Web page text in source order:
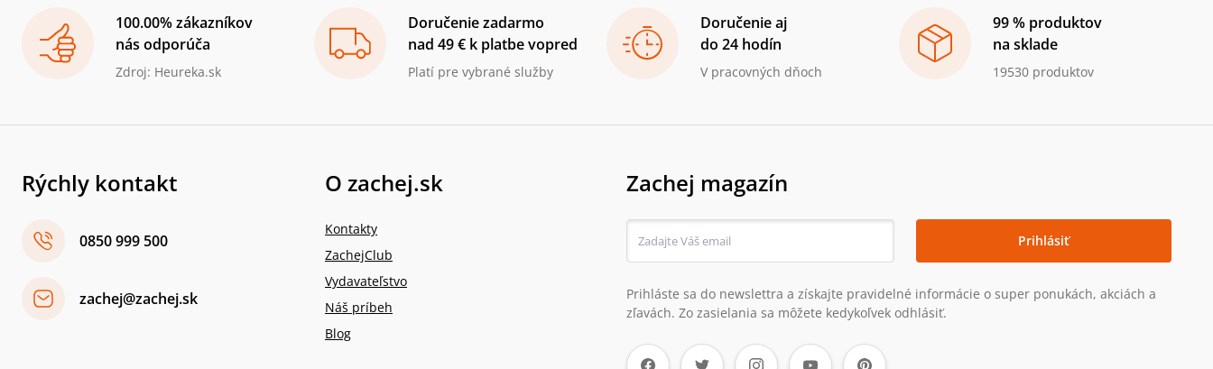
100.00% zákazníkov
nás odporúča
Zdroj: Heureka.sk
Doručenie zadarmo
nad 49 € k platbe vopred
Platí pre vybrané služby
Doručenie aj
do 24 hodín
V pracovných dňoch
99 % produktov
na sklade
19530 produktov
Rýchly kontakt
0850 999 500
zachej@zachej.sk
O zachej.sk
Kontakty
ZachejClub
Vydavateľstvo
Náš príbeh
Blog
Zachej magazín
Prihlásiť
Prihláste sa do newslettra a získajte pravidelné informácie o super ponukách, akciách a
zľavách. Zo zasielania sa môžete kedykoľvek odhlásiť.